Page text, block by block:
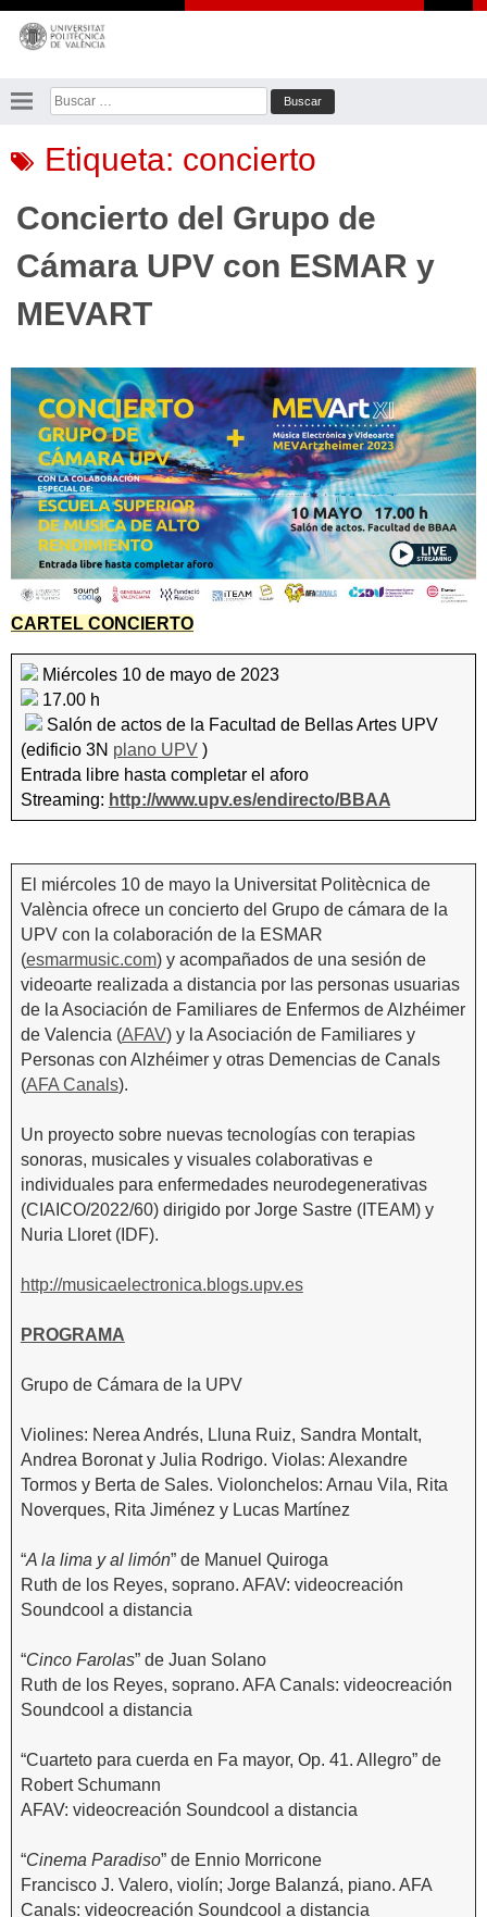
Saltar
contenido
Buscar:
Etiqueta: concierto
Concierto del Grupo de
Cámara UPV con ESMAR y
MEVART
CARTEL CONCIERTO
Miércoles 10 de mayo de 2023
17.00 h
Salón de actos de la Facultad de Bellas Artes UPV
(edificio 3N plano UPV)
Entrada libre hasta completar el aforo
Streaming: http://www.upv.es/endirecto/BBAA
El miércoles 10 de mayo la Universitat Politècnica de
València ofrece un concierto del Grupo de cámara de la
UPV con la colaboración de la ESMAR
(esmarmusic.com) y acompañados de una sesión de
videoarte realizada a distancia por las personas usuarias
de la Asociación de Familiares de Enfermos de Alzhéimer
de Valencia (AFAV) y la Asociación de Familiares y
Personas con Alzhéimer y otras Demencias de Canals
(AFA Canals).
Un proyecto sobre nuevas tecnologías con terapias
sonoras, musicales y visuales colaborativas e
individuales para enfermedades neurodegenerativas
(CIAICO/2022/60) dirigido por Jorge Sastre (ITEAM) y
Nuria Lloret (IDF).
http://musicaelectronica.blogs.upv.es
PROGRAMA
Grupo de Cámara de la UPV
Violines: Nerea Andrés, Lluna Ruiz, Sandra Montalt,
Andrea Boronat y Julia Rodrigo. Violas: Alexandre
Tormos y Berta de Sales. Violonchelos: Arnau Vila, Rita
Noverques, Rita Jiménez y Lucas Martínez
“A la lima y al limón” de Manuel Quiroga
Ruth de los Reyes, soprano. AFAV: videocreación
Soundcool a distancia
“Cinco Farolas” de Juan Solano
Ruth de los Reyes, soprano. AFA Canals: videocreación
Soundcool a distancia
“Cuarteto para cuerda en Fa mayor, Op. 41. Allegro” de
Robert Schumann
AFAV: videocreación Soundcool a distancia
“Cinema Paradiso” de Ennio Morricone
Francisco J. Valero, violín; Jorge Balanzá, piano. AFA
Canals: videocreación Soundcool a distancia